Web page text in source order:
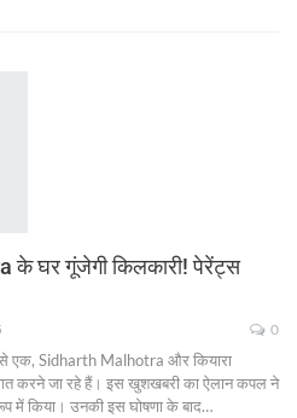
घर गूंजेगी किलकारी! पेरेंट्स
0
से एक, Sidharth Malhotra और कियारा
करने जा रहे हैं। इस खुशखबरी का ऐलान कपल ने
में किया। उनकी इस घोषणा के बाद…